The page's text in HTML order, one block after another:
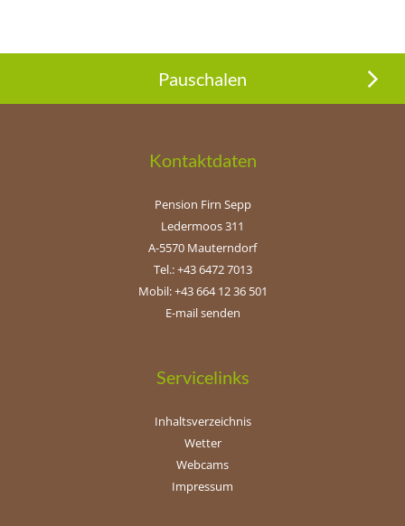
Pauschalen
Kontaktdaten
Pension Firn Sepp
Ledermoos 311
A-5570 Mauterndorf
Tel.: +43 6472 7013
Mobil: +43 664 12 36 501
E-mail senden
Servicelinks
Inhaltsverzeichnis
Wetter
Webcams
Impressum